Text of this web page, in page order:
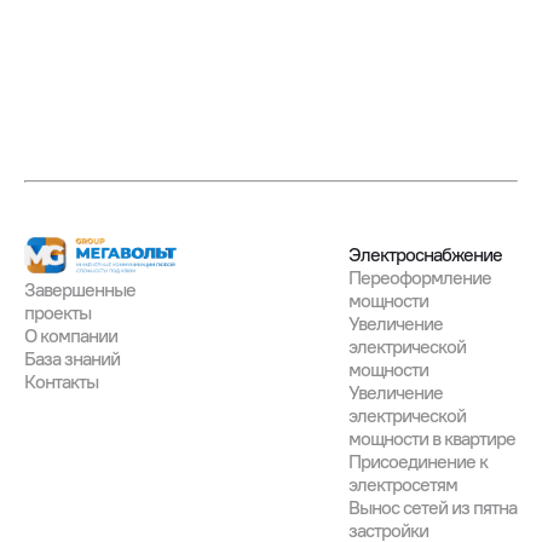
Завершенные
проекты
О компании
База знаний
Контакты
Электроснабжение
Переоформление
мощности
Увеличение
электрической
мощности
Увеличение
электрической
мощности в квартире
Присоединение к
электросетям
Вынос сетей из пятна
застройки